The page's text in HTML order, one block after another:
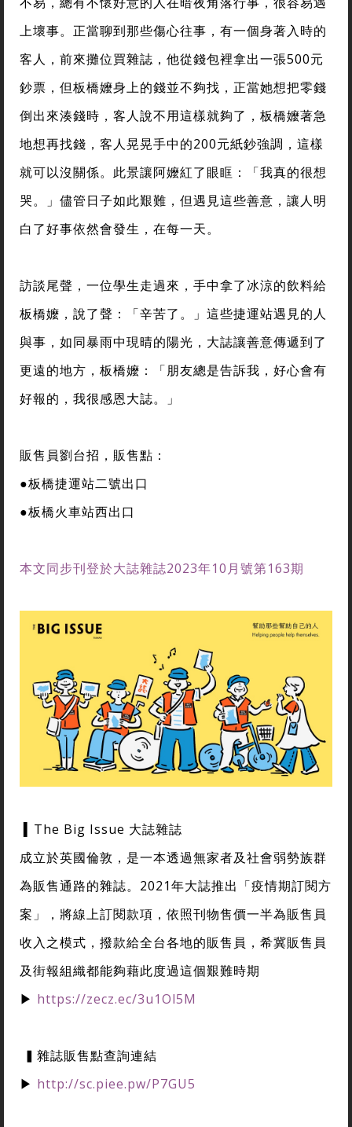
上壞事。正當聊到那些傷心往事，有一個身著入時的
客人，前來攤位買雜誌，他從錢包裡拿出一張500元
鈔票，但板橋嬤身上的錢並不夠找，正當她想把零錢
倒出來湊錢時，客人說不用這樣就夠了，板橋嬤著急
地想再找錢，客人晃晃手中的200元紙鈔強調，這樣
就可以沒關係。此景讓阿嬤紅了眼眶：「我真的很想
哭。」儘管日子如此艱難，但遇見這些善意，讓人明
白了好事依然會發生，在每一天。
訪談尾聲，一位學生走過來，手中拿了冰涼的飲料給
板橋嬤，說了聲：「辛苦了。」這些捷運站遇見的人
與事，如同暴雨中現晴的陽光，大誌讓善意傳遞到了
更遠的地方，板橋嬤：「朋友總是告訴我，好心會有
好報的，我很感恩大誌。」
販售員劉台招，販售點：
●板橋捷運站二號出口
●板橋火車站西出口
本文同步刊登於大誌雜誌2023年10月號第163期
▍The Big Issue 大誌雜誌
成立於英國倫敦，是一本透過無家者及社會弱勢族群
為販售通路的雜誌。2021年大誌推出「疫情期訂閱方
案」，將線上訂閱款項，依照刊物售價一半為販售員
收入之模式，撥款給全台各地的販售員，希冀販售員
及街報組織都能夠藉此度過這個艱難時期
▶ https://zecz.ec/3u1Ol5M
▍雜誌販售點查詢連結
▶ http://sc.piee.pw/P7GU5